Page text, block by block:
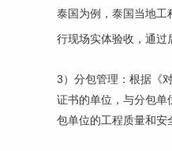
泰国为例，泰国当地工
行现场实体验收，通过
3）分包管理：根据《
证书的单位，与分包单
包单位的工程质量和安